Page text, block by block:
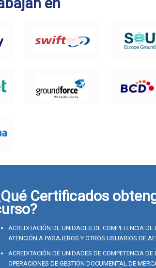
Certificados
ACREDITACIÓN DE UNIDADES DE COMPETENCIA
ATENCIÓN A PASAJEROS Y OTROS USUARIOS DE
ACREDITACIÓN DE UNIDADES DE COMPETENCIA
OPERACIONES DE GESTIÓN DOCUMENTAL DE